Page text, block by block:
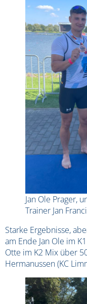
Jan Ole Prager,
Trainer Jan
Starke Ergebnisse,
am Ende Jan Ole im
Otte im K2 Mix über
Hermanussen (KC